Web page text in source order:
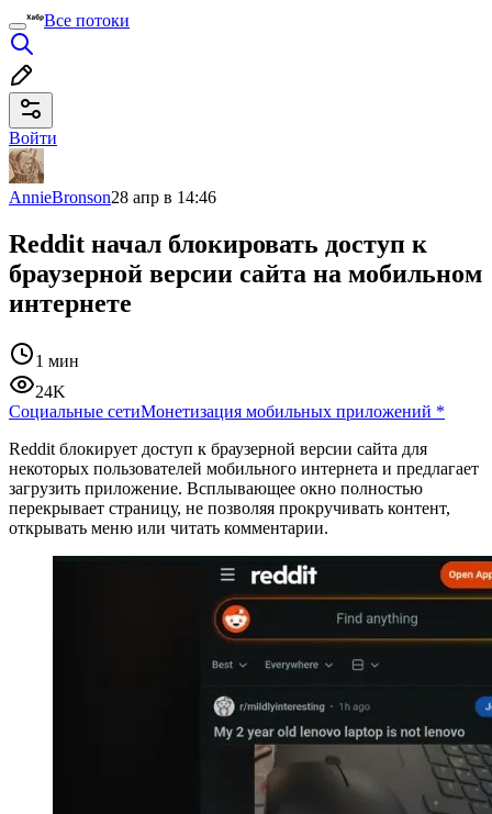
Все потоки
Войти
AnnieBronson28 апр в 14:46
Reddit начал блокировать доступ к
браузерной версии сайта на мобильном
интернете
1 мин
24K
Социальные сетиМонетизация мобильных приложений *
Reddit блокирует доступ к браузерной версии сайта для
некоторых пользователей мобильного интернета и предлагает
загрузить приложение. Всплывающее окно полностью
перекрывает страницу, не позволяя прокручивать контент,
открывать меню или читать комментарии.